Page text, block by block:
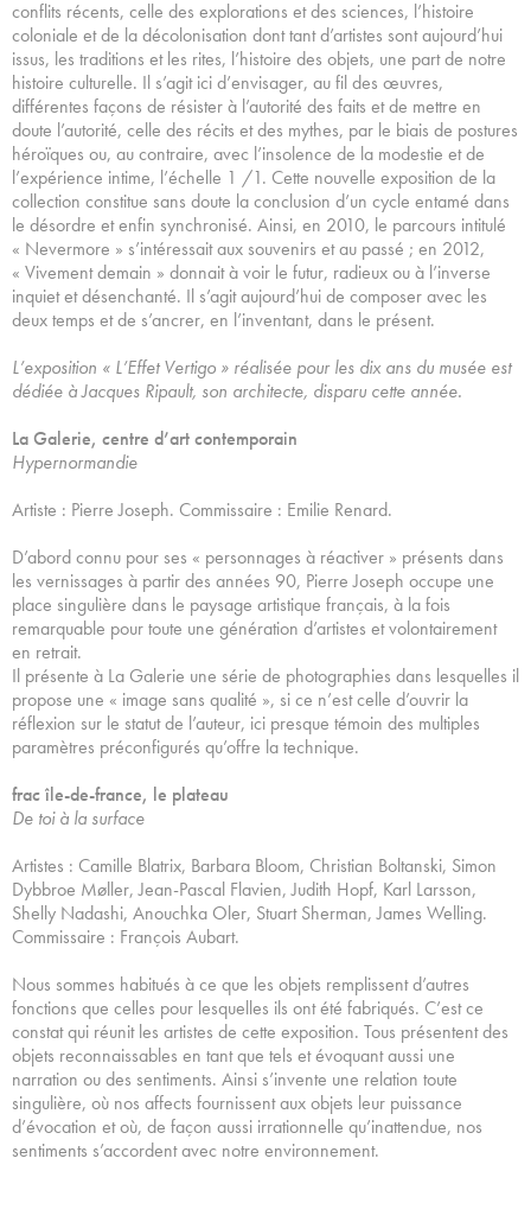
conflits récents, celle des explorations et des sciences, l’histoire
coloniale et de la décolonisation dont tant d’artistes sont aujourd’hui
issus, les traditions et les rites, l’histoire des objets, une part de notre
histoire culturelle. Il s’agit ici d’envisager, au fil des œuvres,
différentes façons de résister à l’autorité des faits et de mettre en
doute l’autorité, celle des récits et des mythes, par le biais de postures
héroïques ou, au contraire, avec l’insolence de la modestie et de
l’expérience intime, l’échelle 1 /1. Cette nouvelle exposition de la
collection constitue sans doute la conclusion d’un cycle entamé dans
le désordre et enfin synchronisé. Ainsi, en 2010, le parcours intitulé
« Nevermore » s’intéressait aux souvenirs et au passé ; en 2012,
« Vivement demain » donnait à voir le futur, radieux ou à l’inverse
inquiet et désenchanté. Il s’agit aujourd’hui de composer avec les
deux temps et de s’ancrer, en l’inventant, dans le présent.
L’exposition « L’Effet Vertigo » réalisée pour les dix ans du musée est
dédiée à Jacques Ripault, son architecte, disparu cette année.
La Galerie, centre d’art contemporain
Hypernormandie
Artiste : Pierre Joseph. Commissaire : Emilie Renard.
D’abord connu pour ses « personnages à réactiver » présents dans
les vernissages à partir des années 90, Pierre Joseph occupe une
place singulière dans le paysage artistique français, à la fois
remarquable pour toute une génération d’artistes et volontairement
en retrait.
Il présente à La Galerie une série de photographies dans lesquelles il
propose une « image sans qualité », si ce n’est celle d’ouvrir la
réflexion sur le statut de l’auteur, ici presque témoin des multiples
paramètres préconfigurés qu’offre la technique.
frac île-de-france, le plateau
De toi à la surface
Artistes : Camille Blatrix, Barbara Bloom, Christian Boltanski, Simon
Dybbroe Møller, Jean-Pascal Flavien, Judith Hopf, Karl Larsson,
Shelly Nadashi, Anouchka Oler, Stuart Sherman, James Welling.
Commissaire : François Aubart.
Nous sommes habitués à ce que les objets remplissent d’autres
fonctions que celles pour lesquelles ils ont été fabriqués. C’est ce
constat qui réunit les artistes de cette exposition. Tous présentent des
objets reconnaissables en tant que tels et évoquant aussi une
narration ou des sentiments. Ainsi s’invente une relation toute
singulière, où nos affects fournissent aux objets leur puissance
d’évocation et où, de façon aussi irrationnelle qu’inattendue, nos
sentiments s’accordent avec notre environnement.